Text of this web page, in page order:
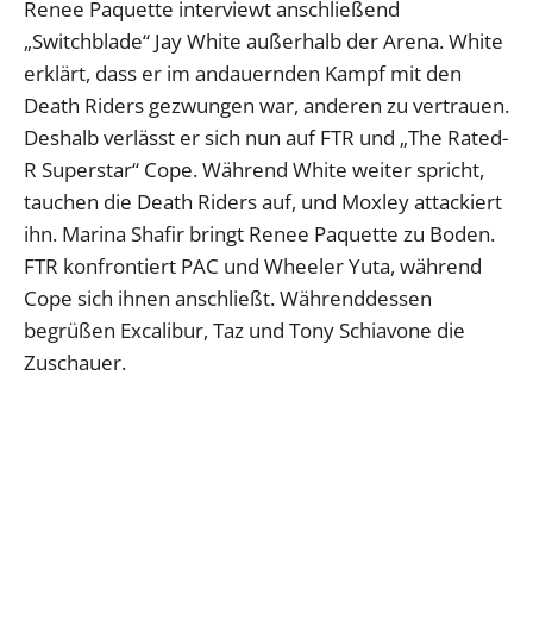
Renee Paquette interviewt anschließend
„Switchblade“ Jay White außerhalb der Arena. White
erklärt, dass er im andauernden Kampf mit den
Death Riders gezwungen war, anderen zu vertrauen.
Deshalb verlässt er sich nun auf FTR und „The Rated-
R Superstar“ Cope. Während White weiter spricht,
tauchen die Death Riders auf, und Moxley attackiert
ihn. Marina Shafir bringt Renee Paquette zu Boden.
FTR konfrontiert PAC und Wheeler Yuta, während
Cope sich ihnen anschließt. Währenddessen
begrüßen Excalibur, Taz und Tony Schiavone die
Zuschauer.